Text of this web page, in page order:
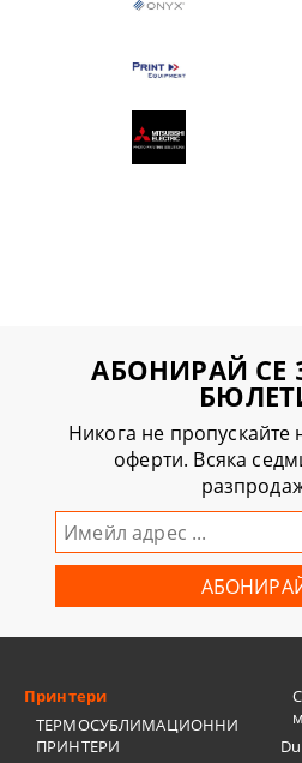
АБОНИРАЙ СЕ
Никога не пропускайте
оферти. Всяка
Принтери
ТЕРМОСУБЛИМАЦИОННИ
ПРИНТЕРИ